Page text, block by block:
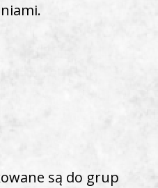
są do grup